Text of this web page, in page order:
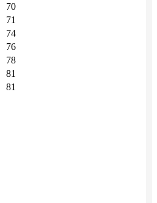
70
71
74
76
78
81
81